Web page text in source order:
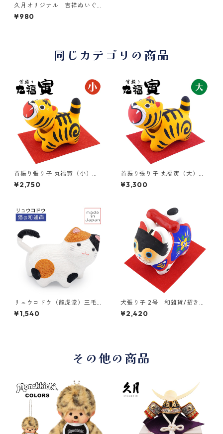
久月オリジナル 吉祥ぬいぐ
るみ 赤ベコ
¥980
同じカテゴリの商品
首振り張り子 丸福寅（小）
和雑貨/張子の虎/魔除けの縁起
物/民芸品/紙人形/一千乃
¥2,750
首振り張り子 丸福寅（大）
和雑貨/張子の虎/魔除けの縁起
物/民芸品/紙人形/一千乃
¥3,300
リュウコドウ（龍虎堂）三毛
猫のお散歩 和雑貨/コンパク
ト/ちりめん/日本製/京都
¥1,540
犬張り子 2号 和雑貨/招き猫/
ちりめん/民芸品/紙人形/安産
祈願/出産祝い/一千乃
¥2,420
その他の商品